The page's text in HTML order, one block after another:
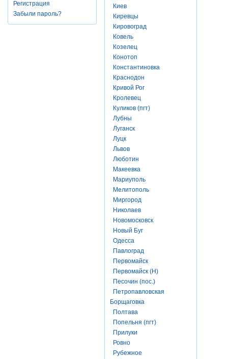
Регистрация
Забыли пароль?
Киев
Киревцы
Кировоград
Ковель
Козелец
Конотоп
Константиновка
Краснодон
Кривой Рог
Кролевец
Куликов (пгт)
Лубны
Луганск
Луцк
Львов
Люботин
Макеевка
Мариуполь
Мелитополь
Миргород
Николаев
Новомосковск
Новый Буг
Одесса
Павлоград
Первомайск
Первомайск (Н)
Песочин (пос.)
Петропавловская
Борщаговка
Полтава
Попельня (пгт)
Прилуки
Ровно
Рубежное